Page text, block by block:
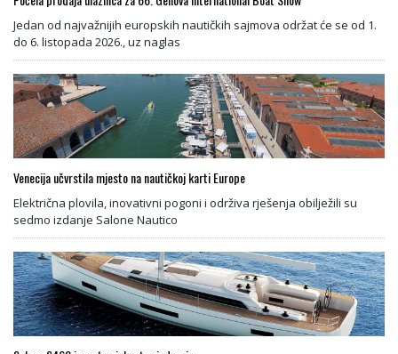
Jedan od najvažnijih europskih nautičkih sajmova održat će se od 1.
do 6. listopada 2026., uz naglas
Venecija učvrstila mjesto na nautičkoj karti Europe
Električna plovila, inovativni pogoni i održiva rješenja obilježili su
sedmo izdanje Salone Nautico